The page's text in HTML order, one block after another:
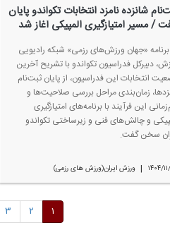
شانزده نامزد انتخابات تكواندو پایان
/ مسیر امتیازگیری المپیكی آغاز شد
«جهان ورزش‌های رزمی» شبكه رادیویی
دبیركل فدراسیون تكواندو با تشریح آخرین
انتخابات این فدراسیون، از پایان ثبت‌نام
زمان‌بندی مراحل بررسی صلاحیت‌ها و
این فرآیند با برنامه‌های امتیازگیری
و چالش‌های فنی و زیرساختی تكواندو
سخن گفت.
۱۱/۱۸ | ورزش ایران(ورزش های رزمی)
۱ ۲ ۳